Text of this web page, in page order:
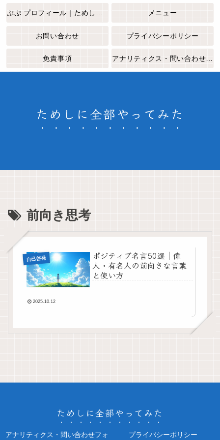
ためしに全部やってみた
ぷぷ プロフィール｜ためしに全部やってみた メニュー
お問い合わせ プライバシーポリシー
免責事項
前向き思考
自己啓発
ポジティブ名言50選｜偉
人・有名人の前向きな言葉
と使い方
2025.10.12
ためしに全部やってみた
アナリティクス・問い合わせフォ プライバシーポリシー